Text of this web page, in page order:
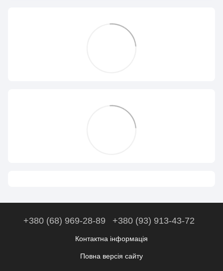
+380 (68) 969-28-89 +380 (93) 913-43-72
Контактна інформація
Повна версія сайту